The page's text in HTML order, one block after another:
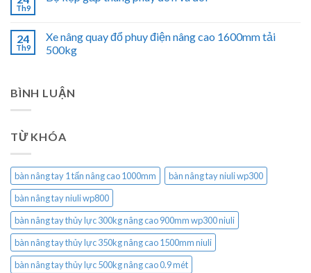
Th9
24
Th9
Xe nâng quay đổ phuy điện nâng cao 1600mm tải
500kg
BÌNH LUẬN
TỪ KHÓA
bàn nâng tay 1 tấn nâng cao 1000mm
bàn nâng tay niuli wp300
bàn nâng tay niuli wp800
bàn nâng tay thủy lực 300kg nâng cao 900mm wp300 niuli
bàn nâng tay thủy lực 350kg nâng cao 1500mm niuli
bàn nâng tay thủy lực 500kg nâng cao 0.9 mét